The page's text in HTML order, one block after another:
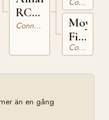
RC
249Connemara
RC
11
Moy
Fireside
RC
Connemara
än en gång